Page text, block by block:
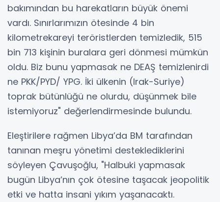
bakımından bu harekatların büyük önemi
vardı. Sınırlarımızın ötesinde 4 bin
kilometrekareyi teröristlerden temizledik, 515
bin 713 kişinin buralara geri dönmesi mümkün
oldu. Biz bunu yapmasak ne DEAŞ temizlenirdi
ne PKK/PYD/ YPG. İki ülkenin (Irak-Suriye)
toprak bütünlüğü ne olurdu, düşünmek bile
istemiyoruz" değerlendirmesinde bulundu.
Eleştirilere rağmen Libya’da BM tarafından
tanınan meşru yönetimi desteklediklerini
söyleyen Çavuşoğlu, "Halbuki yapmasak
bugün Libya’nın çok ötesine taşacak jeopolitik
etki ve hatta insani yıkım yaşanacaktı.